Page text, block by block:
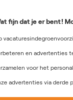
fijn dat je er bent!
en advertenties
voor het
advertenties via derde